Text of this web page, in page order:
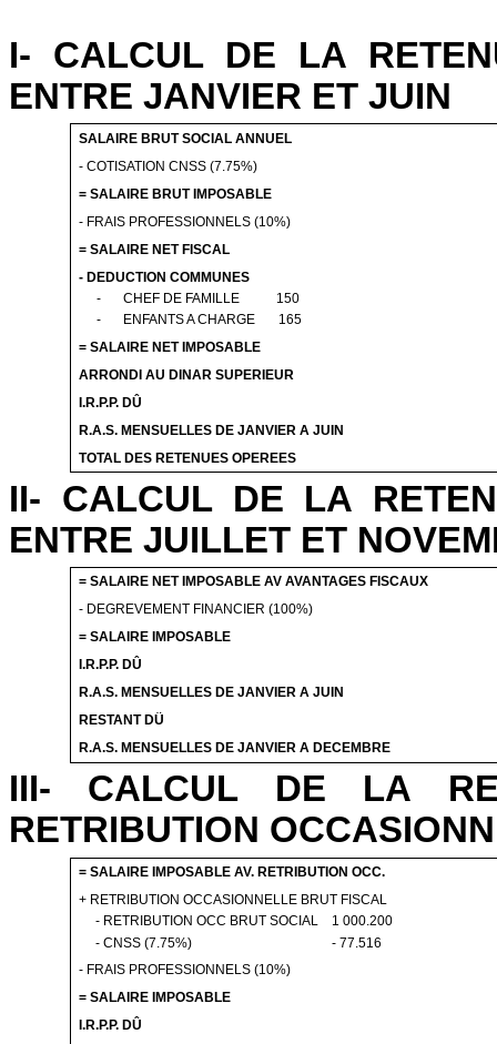
I- CALCUL DE LA
ENTRE JANVIER ET JUIN
SALAIRE BRUT SOCIAL ANNUEL
- COTISATION CNSS (7.75%)
= SALAIRE BRUT IMPOSABLE
- FRAIS PROFESSIONNELS (10%)
= SALAIRE NET FISCAL
- DEDUCTION COMMUNES
-
CHEF DE FAMILLE
150
-
ENFANTS A CHARGE
165
= SALAIRE NET IMPOSABLE
ARRONDI AU DINAR SUPERIEUR
I.R.P.P. DÛ
R.A.S. MENSUELLES DE JANVIER A JUIN
TOTAL DES RETENUES OPEREES
II- CALCUL DE LA
ENTRE JUILLET ET
= SALAIRE NET IMPOSABLE AV AVANTAGES FISCAUX
- DEGREVEMENT FINANCIER (100%)
= SALAIRE IMPOSABLE
I.R.P.P. DÛ
R.A.S. MENSUELLES DE JANVIER A JUIN
RESTANT DÜ
R.A.S. MENSUELLES DE JANVIER A DECEMBRE
III- CALCUL DE LA
RETRIBUTION
= SALAIRE IMPOSABLE AV. RETRIBUTIONOCC.
+ RETRIBUTION OCCASIONNELLE BRUT FISCAL
- RETRIBUTION OCC BRUT SOCIAL
1 000.200
- CNSS (7.75%)
- 77.516
- FRAIS PROFESSIONNELS (10%)
= SALAIRE IMPOSABLE
I.R.P.P. DÛ